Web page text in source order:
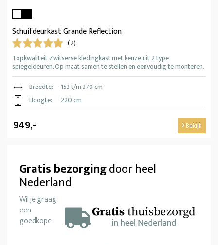
Schuifdeurkast Grande Reflection
(2)
Topkwaliteit Zwitserse kledingkast met keuze uit 2 type
spiegeldeuren. Op maat samen te stellen en eenvoudig te monteren.
Breedte:
153 t/m 379 cm
Hoogte:
220 cm
949,- Bekijk
Gratis bezorgingdoor heel
Nederland
Wil je graag
een
goedkope